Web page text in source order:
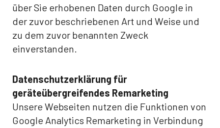
über Sie erhobenen Daten durch Google in
der zuvor beschriebenen Art und Weise und
zu dem zuvor benannten Zweck
einverstanden.
Datenschutzerklärung für
geräteübergreifendes Remarketing
Unsere Webseiten nutzen die Funktionen von
Google Analytics Remarketing in Verbindung